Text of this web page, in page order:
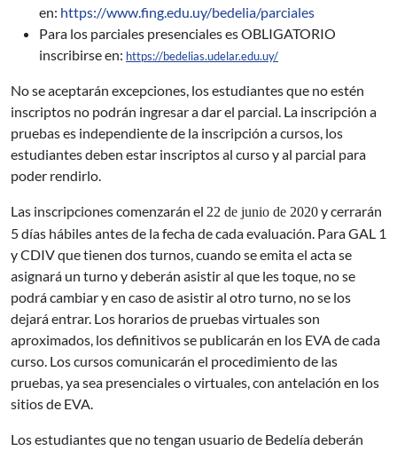
en: https://www.fing.edu.uy/bedelia/parciales
Para los parciales presenciales es OBLIGATORIO
inscribirse en: https://bedelias.udelar.edu.uy/
No se aceptarán excepciones, los estudiantes que no estén
inscriptos no podrán ingresar a dar el parcial. La inscripción a
pruebas es independiente de la inscripción a cursos, los
estudiantes deben estar inscriptos al curso y al parcial para
poder rendirlo.
Las inscripciones comenzarán el 22 de junio de 2020y cerrarán
5 días hábiles antes de la fecha de cada evaluación. Para GAL 1
y CDIV que tienen dos turnos, cuando se emita el acta se
asignará un turno y deberán asistir al que les toque, no se
podrá cambiar y en caso de asistir al otro turno, no se los
dejará entrar. Los horarios de pruebas virtuales son
aproximados, los definitivos se publicarán en los EVA de cada
curso. Los cursos comunicarán el procedimiento de las
pruebas, ya sea presenciales o virtuales, con antelación en los
sitios de EVA.
Los estudiantes que no tengan usuario de Bedelía deberán